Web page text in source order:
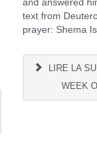
and answered
text from
prayer: Shema
LIRE LA
WEEK